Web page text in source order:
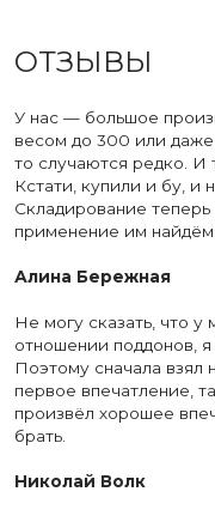
ОТЗЫВЫ
У нас — большое
весом до 300 или
то случаются редко. И
Кстати, купили и бу, и
Складирование
применение им найдём.
Алина Бережная
Не могу сказать, что у
отношении поддонов,
Поэтому сначала взял
первое впечатление,
произвёл хорошее
брать.
Николай Волк